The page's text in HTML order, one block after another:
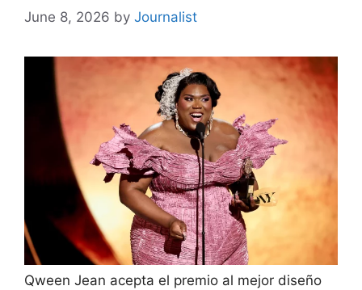
June 8, 2026 by Journalist
Qween Jean acepta el premio al mejor diseño